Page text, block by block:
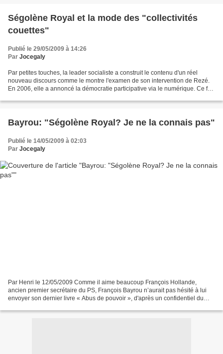
Ségolène Royal et la mode des "collectivités
couettes"
Publié le 29/05/2009 à 14:26
Par Jocegaly
Par petites touches, la leader socialiste a construit le contenu d'un réel
nouveau discours comme le montre l'examen de son intervention de Rezé.
En 2006, elle a annoncé la démocratie participative via le numérique. Ce fait
Bayrou: "Ségolène Royal? Je ne la connais pas"
Publié le 14/05/2009 à 02:03
Par Jocegaly
Par Henri le 12/05/2009 Comme il aime beaucoup François Hollande,
ancien premier secrétaire du PS, François Bayrou n’aurait pas hésité à lui
envoyer son dernier livre « Abus de pouvoir », d'après un confidentiel du